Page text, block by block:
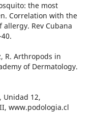
the most
Correlation with the
Rev Cubana
R. Arthropods in
of Dermatology.
Unidad 12,
www.podologia.cl